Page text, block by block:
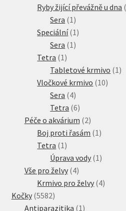
produkt
Ryby žijící převážně u dna
Sera 1 1
produkt
Speciální 1 1
Sera 1 1
Tetra 1 1
produkt
Tabletové krmivo 1 1
Vločkové krmivo 1010
Sera 44
produkty
Tetra 66
produktů
Péče o akvárium 22
produkty
Boj proti řasám 1 1
Tetra 1 1
produkt
Úprava vody 1 1
Vše pro želvy 44
produkty
Krmivo pro želvy 44
Kočky 55825582
produktů
Antiparazitika 1 1